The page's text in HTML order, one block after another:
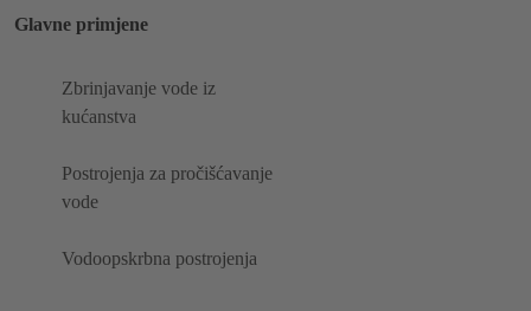
Glavne primjene
Zbrinjavanje vode iz
kućanstva
Postrojenja za pročišćavanje
vode
Vodoopskrbna postrojenja